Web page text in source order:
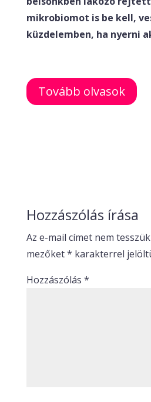
mikrobiomot is be kell,
küzdelemben, ha nyerni
Tovább olvasok
Hozzászólás írása
Az e-mail címet nem
mezőket* karakterrel
Hozzászólás *